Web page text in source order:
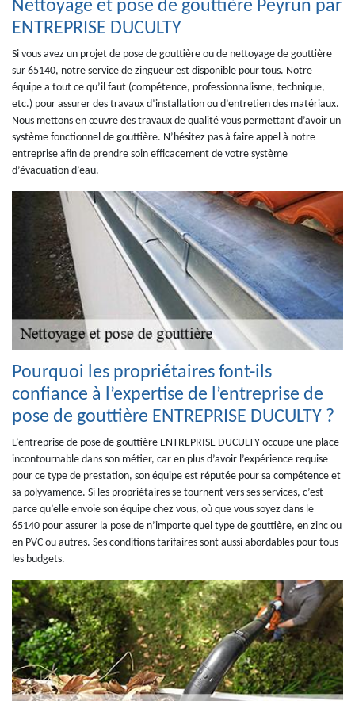
Nettoyage et pose de gouttière Peyrun par
ENTREPRISE DUCULTY
Si vous avez un projet de pose de gouttière ou de nettoyage de gouttière
sur 65140, notre service de zingueur est disponible pour tous. Notre
équipe a tout ce qu’il faut (compétence, professionnalisme, technique,
etc.) pour assurer des travaux d’installation ou d’entretien des matériaux.
Nous mettons en œuvre des travaux de qualité vous permettant d’avoir un
système fonctionnel de gouttière. N’hésitez pas à faire appel à notre
entreprise afin de prendre soin efficacement de votre système
d’évacuation d’eau.
Pourquoi les propriétaires font-ils
confiance à l’expertise de l’entreprise de
pose de gouttière ENTREPRISE DUCULTY ?
L’entreprise de pose de gouttière ENTREPRISE DUCULTY occupe une place
incontournable dans son métier, car en plus d’avoir l’expérience requise
pour ce type de prestation, son équipe est réputée pour sa compétence et
sa polyvamence. Si les propriétaires se tournent vers ses services, c’est
parce qu’elle envoie son équipe chez vous, où que vous soyez dans le
65140 pour assurer la pose de n’importe quel type de gouttière, en zinc ou
en PVC ou autres. Ses conditions tarifaires sont aussi abordables pour tous
les budgets.